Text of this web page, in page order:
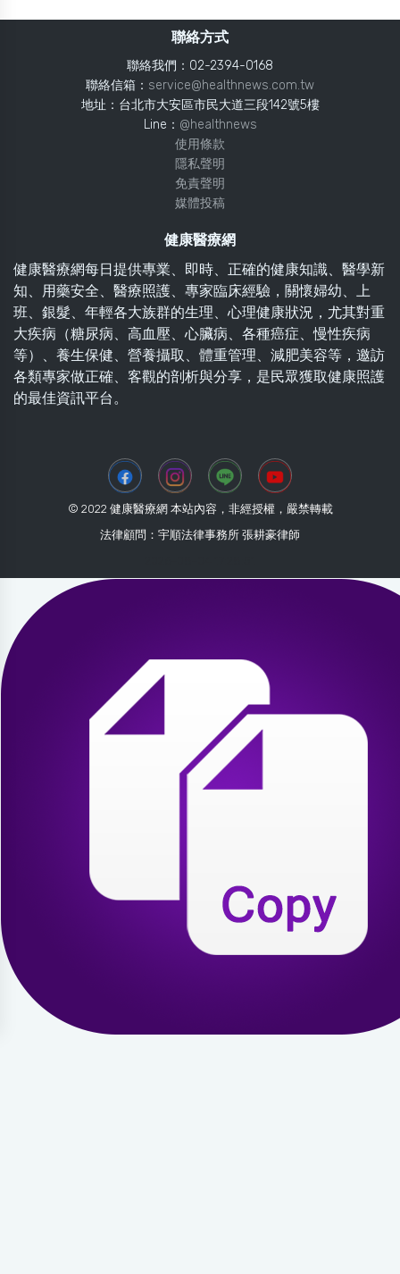
聯絡方式
聯絡我們：02-2394-0168
聯絡信箱： service@healthnews.com.tw
地址：台北市大安區市民大道三段142號5樓
Line： @healthnews
使用條款
隱私聲明
免責聲明
媒體投稿
健康醫療網
健康醫療網每日提供專業、即時、正確的健康知識、醫學新
知、用藥安全、醫療照護、專家臨床經驗，關懷婦幼、上
班、銀髮、年輕各大族群的生理、心理健康狀況，尤其對重
大疾病（糖尿病、高血壓、心臟病、各種癌症、慢性疾病
等）、養生保健、營養攝取、體重管理、減肥美容等，邀訪
各類專家做正確、客觀的剖析與分享，是民眾獲取健康照護
的最佳資訊平台。
© 2022 健康醫療網 本站內容，非經授權，嚴禁轉載
法律顧問：宇順法律事務所 張耕豪律師